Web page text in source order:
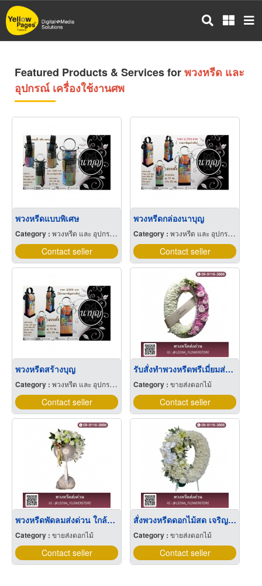
Skip
to
main
Featured Products & Services forพวงหรีด และ
อุปกรณ์ เครื่องใช้งานศพ
พวงหรีดแบบพิเศษ
Category : พวงหรีด และ อุปกรณ์ เครื่องใช้งานศพ
Contact seller
พวงหรีดกล่องนาบุญ
Category :พวงหรีด และ อุปกรณ์ เครื่องใช้งานศพ
Contact seller
พวงหรีดสร้างบุญ
Category : พวงหรีด และ อุปกรณ์ เครื่องใช้งานศพ
Contact seller
รับสั่งทำพวงหรีดพรีเมี่ยมส่งด่วน
Category :ขายส่งดอกไม้
Contact seller
พวงหรีดพัดลมส่งด่วน ใกล้ฉัน
Category : ขายส่งดอกไม้
Contact seller
สั่งพวงหรีดดอกไม้สด เจริญกรุง
Category :ขายส่งดอกไม้
Contact seller